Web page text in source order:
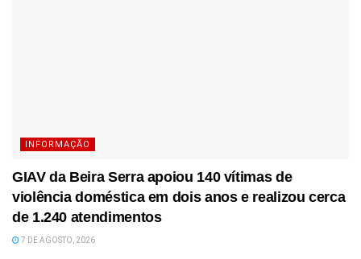
INFORMAÇÃO
GIAV da Beira Serra apoiou 140 vítimas de
violência doméstica em dois anos e realizou cerca
de 1.240 atendimentos
7 DE AGOSTO, 2026